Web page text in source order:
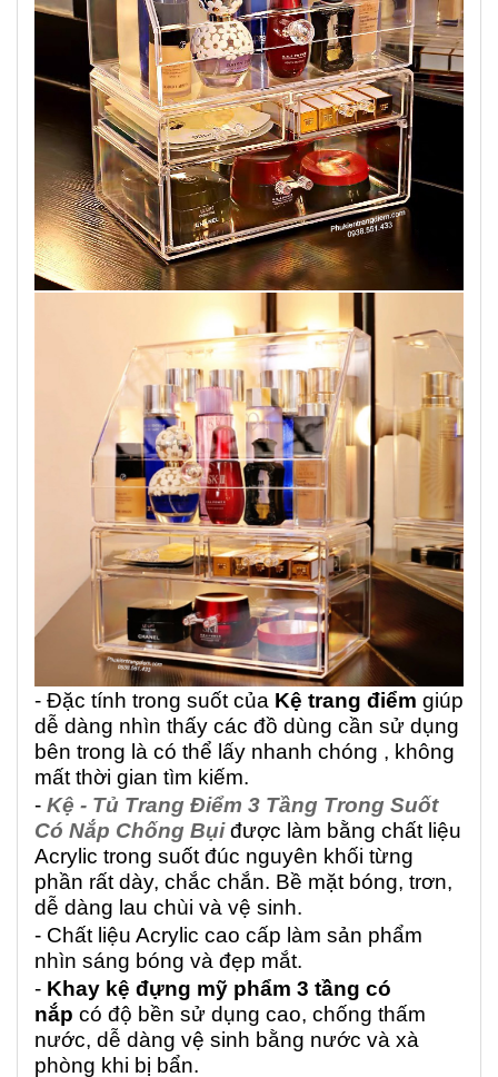
- Đặc tính trong suốt của Kệ trang điểm giúp
dễ dàng nhìn thấy các đồ dùng cần sử dụng
bên trong là có thể lấy nhanh chóng , không
mất thời gian tìm kiếm.
- Kệ - Tủ Trang Điểm 3 Tầng Trong Suốt
Có Nắp Chống Bụiđược làm bằng chất liệu
Acrylic trong suốt đúc nguyên khối từng
phần rất dày, chắc chắn. Bề mặt bóng, trơn,
dễ dàng lau chùi và vệ sinh.
- Chất liệu Acrylic cao cấp làm sản phẩm
nhìn sáng bóng và đẹp mắt.
- Khay kệ đựng mỹ phẩm 3 tầng có
nắp có độ bền sử dụng cao, chống thấm
nước, dễ dàng vệ sinh bằng nước và xà
phòng khi bị bẩn.